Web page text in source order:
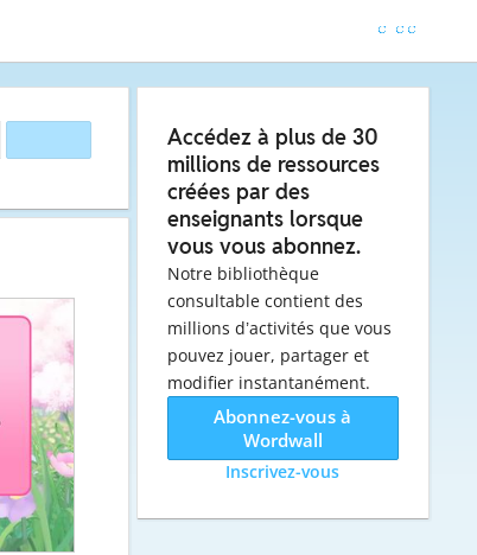
Accédez à plus de 30
millions de ressources
créées par des
enseignants lorsque
vous vous abonnez.
Notre bibliothèque
consultable contient des
millions d’activités que vous
pouvez jouer, partager et
modifier instantanément.
Abonnez-vous à
Wordwall
Inscrivez-vous